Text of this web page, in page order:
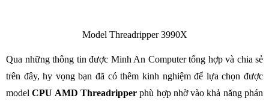
Model Threadripper 3990X
Qua những thông tin được Minh An Computer tổng hợp và chia sẻ
trên đây, hy vọng bạn đã có thêm kinh nghiệm để lựa chọn được
modelCPU AMD Threadripperphù hợp nhờ vào khả năng phán